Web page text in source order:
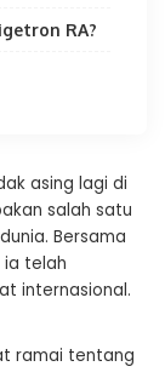
RA?
asing lagi di
salah satu
Bersama
ia telah
internasional.
ramai tentang